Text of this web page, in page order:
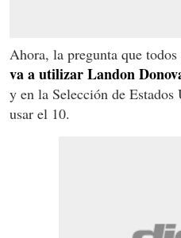
Ahora, la pregunta que todos
va a utilizar Landon
y en la Selección de
usar el 10.